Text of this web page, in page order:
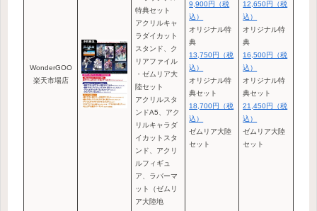
WonderGOO
楽天市場店
特典セット
アクリルキャ
ラダイカット
スタンド、ク
リアファイル
・ゼムリア大
陸セット
アクリルスタ
ンドA5、アク
リルキャラダ
イカットスタ
ンド、アクリ
ルフィギュ
ア、ラバーマ
ット（ゼムリ
ア大陸地
9,900円（税
込）
オリジナル特
典
13,750円（税
込）
オリジナル特
典セット
18,700円（税
込）
ゼムリア大陸
セット
12,650円（税
込）
オリジナル特
典
16,500円（税
込）
オリジナル特
典セット
21,450円（税
込）
ゼムリア大陸
セット